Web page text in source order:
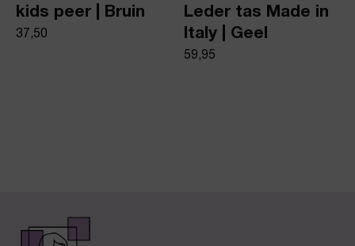
kids peer | Bruin
37,50
Leder tas Made in
Italy | Geel
59,95